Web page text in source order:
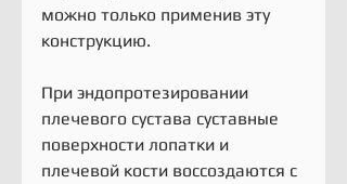
можно только применив эту
конструкцию.
При эндопротезировании
плечевого сустава суставные
поверхности лопатки и
плечевой кости воссоздаются с